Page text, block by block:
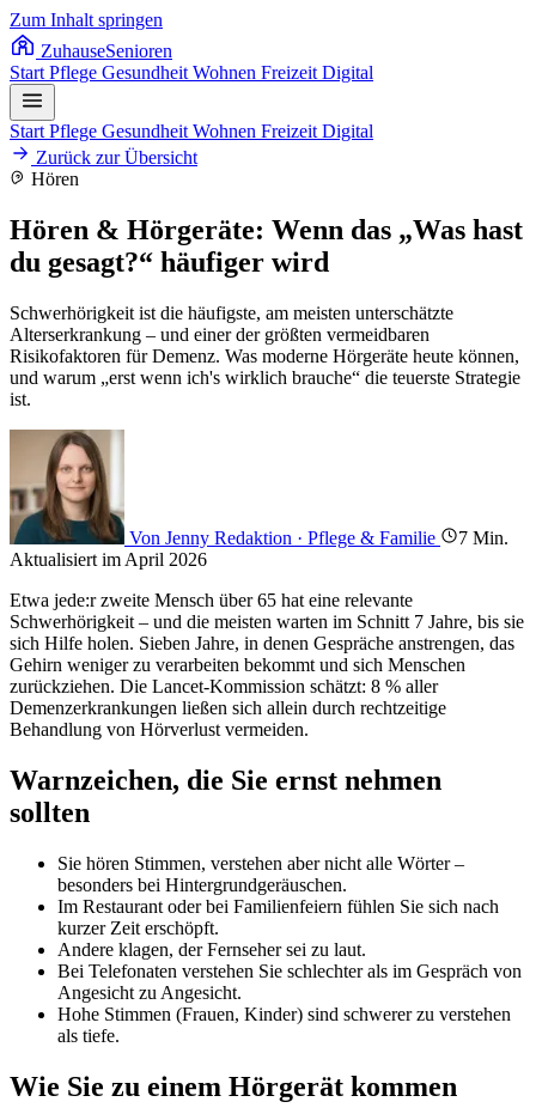
Zum Inhalt springen
ZuhauseSenioren
Start Pflege Gesundheit Wohnen Freizeit Digital
Start Pflege Gesundheit Wohnen Freizeit Digital
Zurück zur Übersicht
Hören
Hören & Hörgeräte: Wenn das „Was hast
du gesagt?“ häufiger wird
Schwerhörigkeit ist die häufigste, am meisten unterschätzte
Alterserkrankung – und einer der größten vermeidbaren
Risikofaktoren für Demenz. Was moderne Hörgeräte heute können,
und warum „erst wenn ich's wirklich brauche“ die teuerste Strategie
ist.
Von Jenny Redaktion · Pflege & Familie
7 Min.
Aktualisiert im April 2026
Etwa jede:r zweite Mensch über 65 hat eine relevante
Schwerhörigkeit – und die meisten warten im Schnitt 7 Jahre, bis sie
sich Hilfe holen. Sieben Jahre, in denen Gespräche anstrengen, das
Gehirn weniger zu verarbeiten bekommt und sich Menschen
zurückziehen. Die Lancet-Kommission schätzt: 8 % aller
Demenzerkrankungen ließen sich allein durch rechtzeitige
Behandlung von Hörverlust vermeiden.
Warnzeichen, die Sie ernst nehmen
sollten
Sie hören Stimmen, verstehen aber nicht alle Wörter –
besonders bei Hintergrundgeräuschen.
Im Restaurant oder bei Familienfeiern fühlen Sie sich nach
kurzer Zeit erschöpft.
Andere klagen, der Fernseher sei zu laut.
Bei Telefonaten verstehen Sie schlechter als im Gespräch von
Angesicht zu Angesicht.
Hohe Stimmen (Frauen, Kinder) sind schwerer zu verstehen
als tiefe.
Wie Sie zu einem Hörgerät kommen